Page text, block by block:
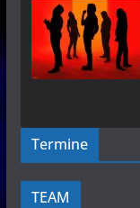
Termine
TEAM